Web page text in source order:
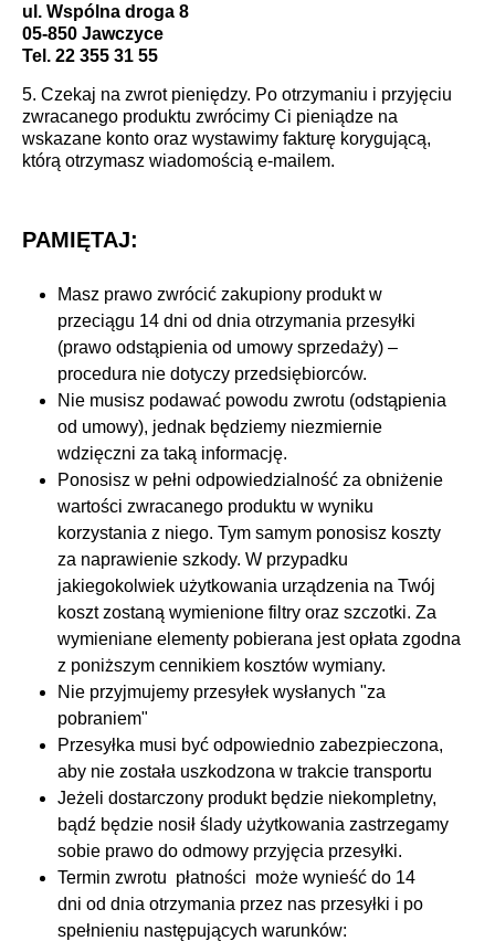
ul. Wspólna droga 8
05-850 Jawczyce
Tel. 22 355 31 55
5. Czekaj na zwrot pieniędzy. Po otrzymaniu i przyjęciu
zwracanego produktu zwrócimy Ci pieniądze na
wskazane konto oraz wystawimy fakturę korygującą,
którą otrzymasz wiadomością e-mailem.
PAMIĘTAJ:
Masz prawo zwrócić zakupiony produkt w
przeciągu 14 dni od dnia otrzymania przesyłki
(prawo odstąpienia od umowy sprzedaży) –
procedura nie dotyczy przedsiębiorców.
Nie musisz podawać powodu zwrotu (odstąpienia
od umowy), jednak będziemy niezmiernie
wdzięczni za taką informację.
Ponosisz w pełni odpowiedzialność za obniżenie
wartości zwracanego produktu w wyniku
korzystania z niego. Tym samym ponosisz koszty
za naprawienie szkody. W przypadku
jakiegokolwiek użytkowania urządzenia na Twój
koszt zostaną wymienione filtry oraz szczotki. Za
wymieniane elementy pobierana jest opłata zgodna
z poniższym cennikiem kosztów wymiany.
Nie przyjmujemy przesyłek wysłanych "za
pobraniem"
Przesyłka musi być odpowiednio zabezpieczona,
aby nie została uszkodzona w trakcie transportu
Jeżeli dostarczony produkt będzie niekompletny,
bądź będzie nosił ślady użytkowania zastrzegamy
sobie prawo do odmowy przyjęcia przesyłki.
Termin zwrotu płatności może wynieść do 14
dni od dnia otrzymania przez nas przesyłki i po
spełnieniu następujących warunków: